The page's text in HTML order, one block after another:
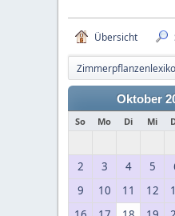
Übersicht
Oktober
So Mo Di Mi
2
3 4 5
9
10 11 12